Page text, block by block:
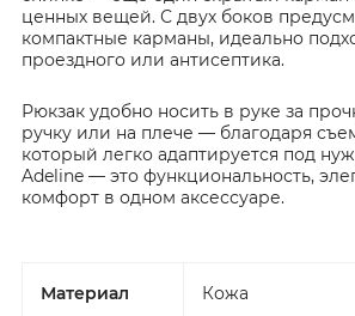
ценных вещей. С двух боков
компактные карманы, идеально
проездного или антисептика.
Рюкзак удобно носить в руке за
ручку или на плече — благодаря
который легко адаптируется под
Adeline — это функциональность,
комфорт в одном аксессуаре.
Материал Кожа